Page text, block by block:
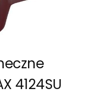
4124SU